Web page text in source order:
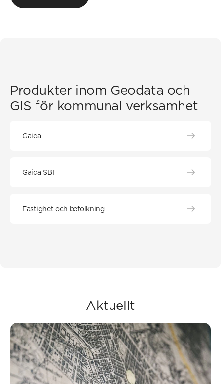
Produkter inom Geodata och
GIS för kommunal verksamhet
Gaida
Gaida SBI
Fastighet och befolkning
Aktuellt